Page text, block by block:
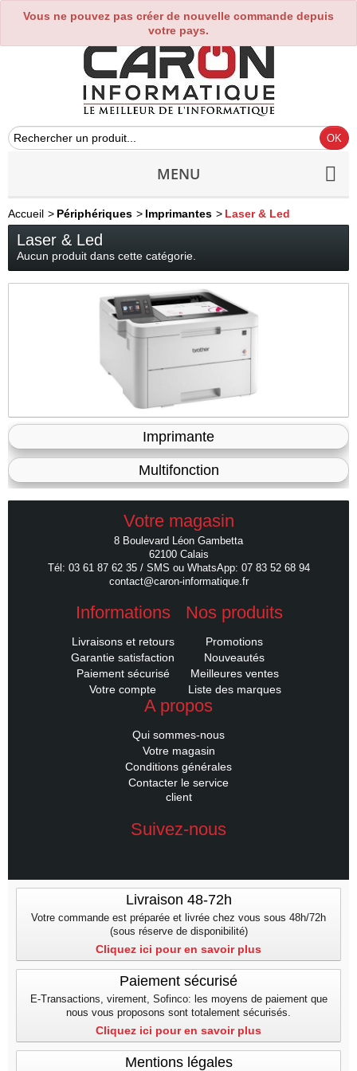
Vous ne pouvez pas créer de nouvelle commande depuis
votre pays.
0
MENU
Accueil > Périphériques > Imprimantes > Laser & Led
Laser & Led
Aucun produit dans cette catégorie.
Imprimante
Multifonction
Votre magasin
8 Boulevard Léon Gambetta
62100 Calais
Tél: 03 61 87 62 35 / SMS ou WhatsApp: 07 83 52 68 94
contact@caron-informatique.fr
Informations
Livraisons et retours
Garantie satisfaction
Paiement sécurisé
Votre compte
Nos produits
Promotions
Nouveautés
Meilleures ventes
Liste des marques
A propos
Qui sommes-nous
Votre magasin
Conditions générales
Contacter le service
client
Suivez-nous
Livraison 48-72h
Votre commande est préparée et livrée chez vous sous 48h/72h
(sous réserve de disponibilité)
Cliquez ici pour en savoir plus
Paiement sécurisé
E-Transactions, virement, Sofinco: les moyens de paiement que
nous vous proposons sont totalement sécurisés.
Cliquez ici pour en savoir plus
Mentions légales